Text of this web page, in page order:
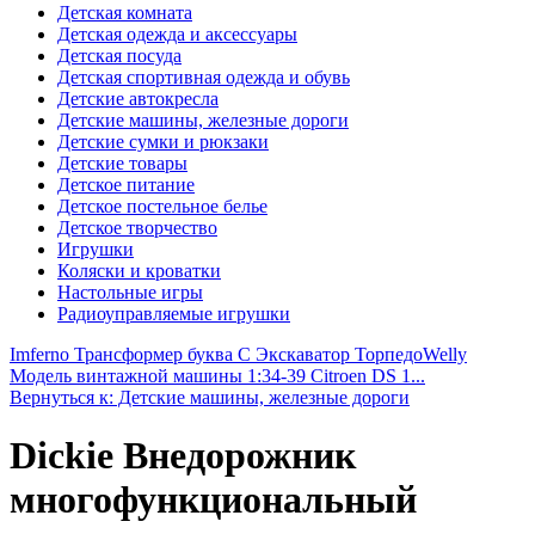
Детская комната
Детская одежда и аксессуары
Детская посуда
Детская спортивная одежда и обувь
Детские автокресла
Детские машины, железные дороги
Детские сумки и рюкзаки
Детские товары
Детское питание
Детское постельное белье
Детское творчество
Игрушки
Коляски и кроватки
Настольные игры
Радиоуправляемые игрушки
Imferno Трансформер буква С Экскаватор ТорпедоWelly
Модель винтажной машины 1:34-39 Citroen DS 1...
Вернуться к: Детские машины, железные дороги
Dickie Внедорожник
многофункциональный